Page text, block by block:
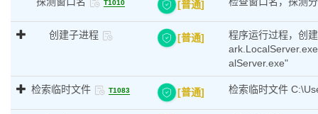
T1010 [普通]
创建子进程 [普通]
程序运行过程，创
alServer.exe"
检索临时文件 T1083 [普通] 检索临时文件